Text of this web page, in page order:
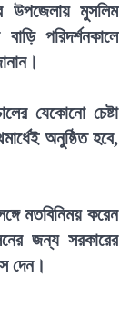
উপজেলায় মুসলিম
পরিদর্শনকালে
যেকোনো চেষ্টা
অনুষ্ঠিত হবে,
মতবিনিময় করেন
জন্য সরকারের
দেন।